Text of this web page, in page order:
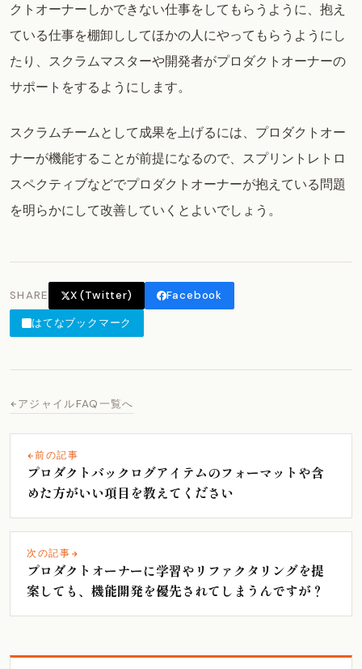
クトオーナーしかできない仕事をしてもらうように、抱え
ている仕事を棚卸ししてほかの人にやってもらうようにし
たり、スクラムマスターや開発者がプロダクトオーナーの
サポートをするようにします。
スクラムチームとして成果を上げるには、プロダクトオー
ナーが機能することが前提になるので、スプリントレトロ
スペクティブなどでプロダクトオーナーが抱えている問題
を明らかにして改善していくとよいでしょう。
SHARE X (Twitter)
Facebook
はてなブックマーク
アジャイルFAQ一覧へ
前の記事
プロダクトバックログアイテムのフォーマットや含
めた方がいい項目を教えてください
次の記事
プロダクトオーナーに学習やリファクタリングを提
案しても、機能開発を優先されてしまうんですが？